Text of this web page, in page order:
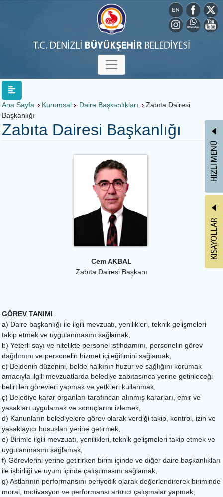
Ana Sayfa Kurumsal Daire Başkanlıkları
Zabıta Dairesi
Başkanlığı
Zabıta Dairesi Başkanlığı
Cem AKBAL
Zabıta Dairesi Başkanı
GÖREV TANIMI
a) Daire başkanlığı ile ilgili mevzuatı, yenilikleri, teknik gelişmeleri
takip etmek ve uygulanmasını sağlamak,
b) Yeterli sayı ve nitelikte personel istihdamını, personelin görev
dağılımını ve personelin hizmet içi eğitimini sağlamak,
c) Beldenin düzenini, belde halkının huzur ve sağlığını korumak
amacıyla ilgili mevzuatlarda belediye zabıtasınca yerine getirileceği
belirtilen görevleri yapmak ve yetkileri kullanmak,
ç) Belediye karar organları tarafından alınmış kararları, emir ve
yasakları uygulamak ve sonuçlarını izlemek,
d) Kanunların belediyelere görev olarak verdiği takip, kontrol, izin ve
yasaklayıcı hususları yerine getirmek,
e) Birimle ilgili mevzuatı, yenilikleri, teknik gelişmeleri takip etmek ve
uygulanmasını sağlamak,
f) Görevlerini yerine getirirken birim içinde ve diğer daire başkanlıkları
ile işbirliği ve uyum içinde çalışılmasını sağlamak,
g) Astlarının performansını periyodik olarak değerlendirerek biriminde
moral, motivasyon ve performansı artırıcı çalışmalar yapmak,